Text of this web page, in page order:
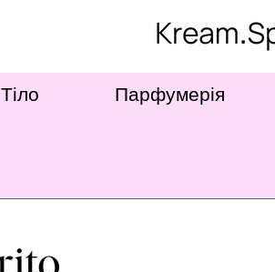
Тіло Парфумерія